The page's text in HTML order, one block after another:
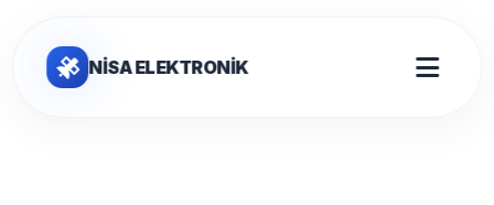
NİSA ELEKTRONİK